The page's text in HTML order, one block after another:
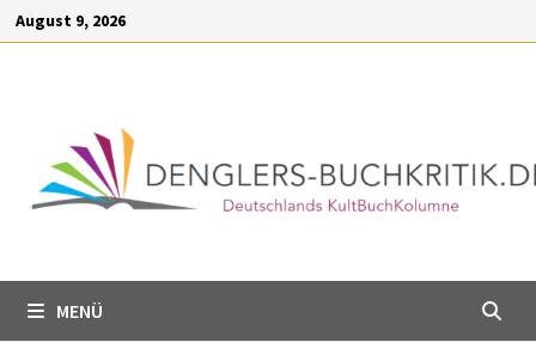
springen
August 9, 2026
MENÜ